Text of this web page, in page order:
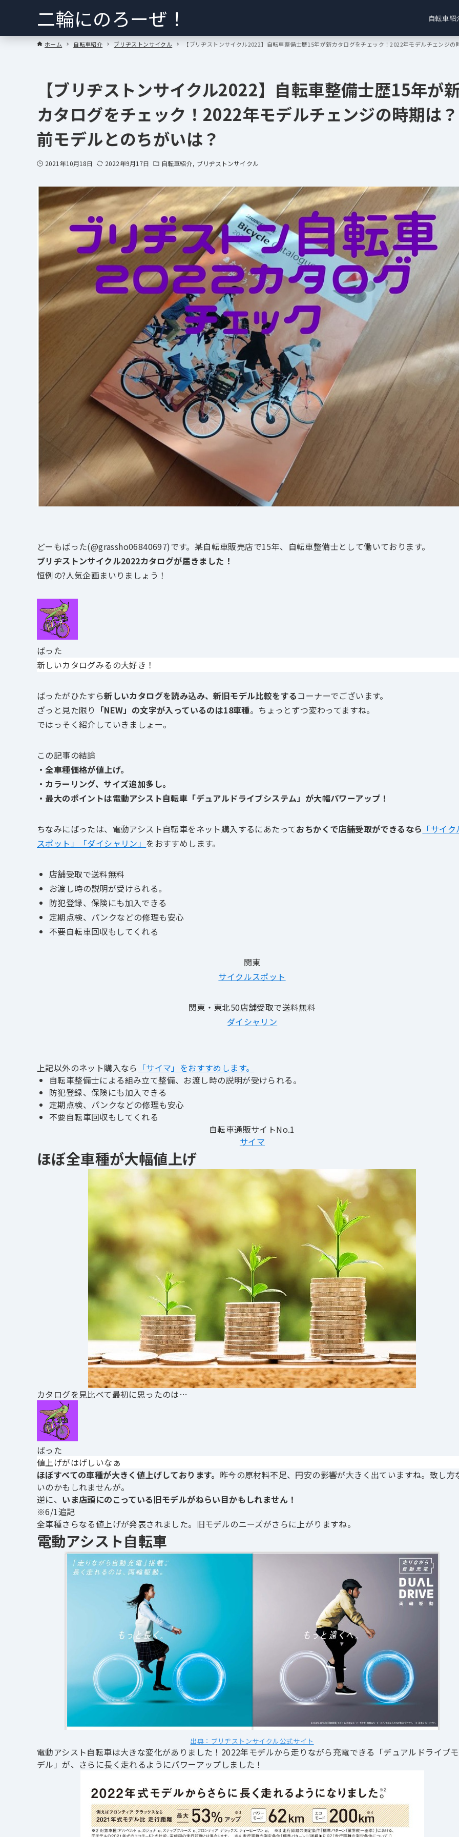
二輪にのろーぜ！ 自転車紹
ホーム 自転車紹介 ブリヂストンサイクル 【ブリヂストンサイクル2022】自転車整備士歴15年が新カタログをチェック！2022年モデルチェンジ
【ブリヂストンサイクル2022】自転車整備士歴15年が
カタログをチェック！2022年モデルチェンジの時期は？
前モデルとのちがいは？
2021年10月18日 2022年9月17日 自転車紹介 ブリヂストンサイクル
どーもばった(@grassho06840697)です。某自転車販売店で15年、自転車整備士として働いております。
ブリヂストンサイクル2022カタログが届きました！
恒例の?人気企画まいりましょう！
ばった
新しいカタログみるの大好き！
ばったがひたすら新しいカタログを読み込み、新旧モデル比較をするコーナーでございます。
ざっと見た限り 「NEW」の文字が入っているのは18車種。ちょっとずつ変わってますね。
ではっそく紹介していきましょー。
この記事の結論
・全車種価格が値上げ。
・カラーリング、サイズ追加多し。
・最大のポイントは電動アシスト自転車「デュアルドライブシステム」が大幅パワーアップ！
ちなみにばったは、電動アシスト自転車をネット購入するにあたっておちかくで店舗受取ができるなら 「サイ
スポット」「ダイシャリン」 をおすすめします。
店舗受取で送料無料
お渡し時の説明が受けられる。
防犯登録、保険にも加入できる
定期点検、パンクなどの修理も安心
不要自転車回収もしてくれる
関東
サイクルスポット
関東・東北50店舗受取で送料無料
ダイシャリン
上記以外のネット購入なら 「サイマ」をおすすめします。
自転車整備士による組み立て整備、お渡し時の説明が受けられる。
防犯登録、保険にも加入できる
定期点検、パンクなどの修理も安心
不要自転車回収もしてくれる
自転車通販サイトNo.1
サイマ
ほぼ全車種が大幅値上げ
カタログを見比べて最初に思ったのは…
ばった
値上げがはげしいなぁ
ほぼすべての車種が大きく値上げしております。 昨今の原材料不足、円安の影響が大きく出ていますね。致し方
いのかもしれませんが。
逆に、 いま店頭にのこっている旧モデルがねらい目かもしれません！
※6/1追記
全車種さらなる値上げが発表されました。 旧モデルのニーズがさらに上がりますね。
電動アシスト自転車
出典：ブリヂストンサイクル公式サイト
電動アシスト自転車は大きな変化がありました！ 2022年モデルから走りながら充電できる「デュアルドライブモ
デル」が、さらに長く走れるようにパワーアップしました！